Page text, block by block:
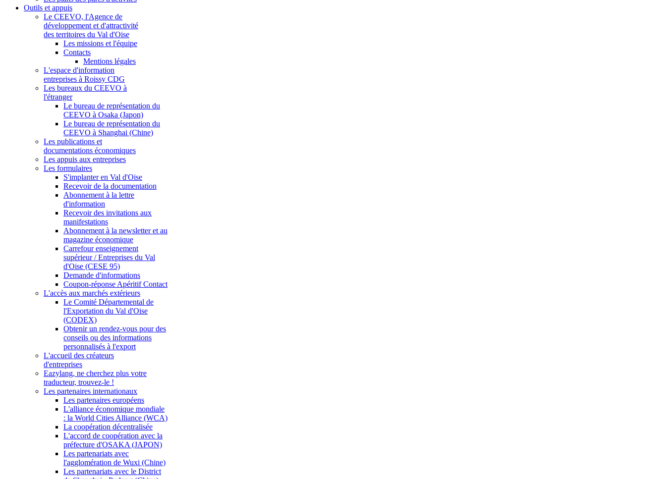
Outils et appuis
Le CEEVO, l'Agence de
développement et d'attractivité
des territoires du Val d'Oise
Les missions et l'équipe
Contacts
Mentions légales
L'espace d'information
entreprises à Roissy CDG
Les bureaux du CEEVO à
l'étranger
Le bureau de représentation du
CEEVO à Osaka (Japon)
Le bureau de représentation du
CEEVO à Shanghai (Chine)
Les publications et
documentations économiques
Les appuis aux entreprises
Les formulaires
S'implanter en Val d'Oise
Recevoir de la documentation
Abonnement à la lettre
d'information
Recevoir des invitations aux
manifestations
Abonnement à la newsletter et au
magazine économique
Carrefour enseignement
supérieur / Entreprises du Val
d'Oise (CESE 95)
Demande d'informations
Coupon-réponse Apéritif Contact
L'accès aux marchés extérieurs
Le Comité Départemental de
l'Exportation du Val d'Oise
(CODEX)
Obtenir un rendez-vous pour des
conseils ou des informations
personnalisés à l'export
L'accueil des créateurs
d'entreprises
Eazylang, ne cherchez plus votre
traducteur, trouvez-le !
Les partenaires internationaux
Les partenaires européens
L'alliance économique mondiale
: la World Cities Alliance (WCA)
La coopération décentralisée
L'accord de coopération avec la
préfecture d'OSAKA (JAPON)
Les partenariats avec
l'agglomération de Wuxi (Chine)
Les partenariats avec le District